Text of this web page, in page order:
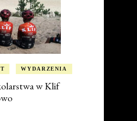
WYDARZENIA
w Klif